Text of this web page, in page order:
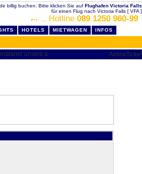
billig buchen. Bitte klicken Sie auf Flughafen Victoria Falls
für einen Flug nach Victoria Falls [ VFA ]
Hotline 089 1250 960-99
HOTELS MIETWAGEN INFOS